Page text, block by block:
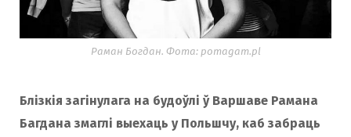
Раман Богдан. Фота: pomagam.pl
Блізкія загінулага на будоўлі ў Варшаве Рамана
Багдана змаглі выехаць у Польшчу, каб забраць